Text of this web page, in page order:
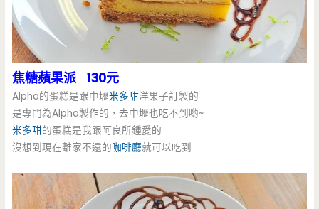
焦糖蘋果派 130元
Alpha的蛋糕是跟中壢米多甜洋果子訂製的
是專門為Alpha製作的，去中壢也吃不到喲~
米多甜的蛋糕是我跟阿良所鍾愛的
沒想到現在離家不遠的咖啡廳就可以吃到